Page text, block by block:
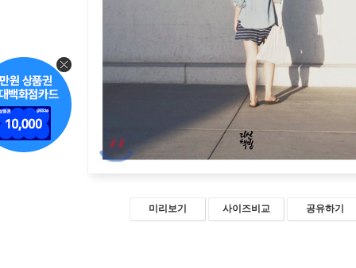
미리보기 사이즈비교 공유하기